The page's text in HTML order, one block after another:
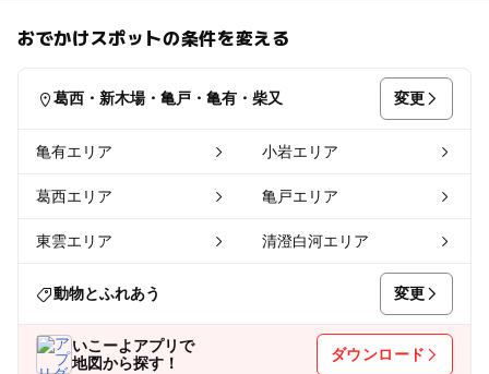
おでかけスポットの条件を変える
葛西・新木場・亀戸・亀有・柴又 変更
亀有エリア 小岩エリア
葛西エリア 亀戸エリア
東雲エリア 清澄白河エリア
動物とふれあう 変更
いこーよアプリで
地図から探す！
ダウンロード